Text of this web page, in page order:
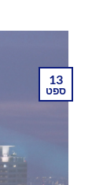
13
ספט